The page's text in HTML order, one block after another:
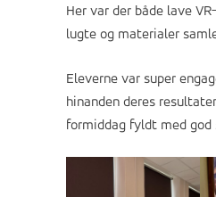
Her var der både lave
lugte og materialer
Eleverne var super
hinanden deres
formiddag fyldt med god